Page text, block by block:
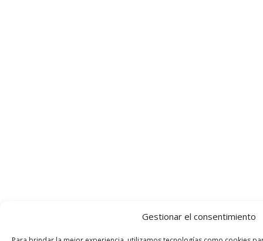
Gestionar el consentimiento